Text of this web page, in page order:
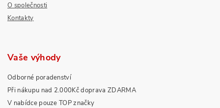
O společnosti
Kontakty
Vaše výhody
Odborné poradenství
Při nákupu nad 2.000Kč doprava ZDARMA
V nabídce pouze TOP značky